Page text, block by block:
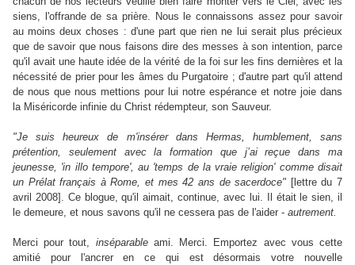
siens, l'offrande de sa prière. Nous le connaissons assez pour savoir
au moins deux choses : d'une part que rien ne lui serait plus précieux
que de savoir que nous faisons dire des messes à son intention, parce
qu'il avait une haute idée de la vérité de la foi sur les fins dernières et la
nécessité de prier pour les âmes du Purgatoire ; d'autre part qu'il attend
de nous que nous mettions pour lui notre espérance et notre joie dans
la Miséricorde infinie du Christ rédempteur, son Sauveur.
"Je suis heureux de m'insérer dans Hermas, humblement, sans
prétention, seulement avec la formation que j’ai reçue dans ma
jeunesse, 'in illo tempore', au 'temps de la vraie religion' comme disait
un Prélat français à Rome, et mes 42 ans de sacerdoce" [lettre du 7
avril 2008]. Ce blogue, qu'il aimait, continue, avec lui.
Il était le sien, il
le demeure, et nous savons qu'il ne cessera pas de l'aider - autrement.
Merci pour tout, inséparableami. Merci. Emportez avec vous cette
amitié pour l'ancrer en ce qui est désormais votre nouvelle